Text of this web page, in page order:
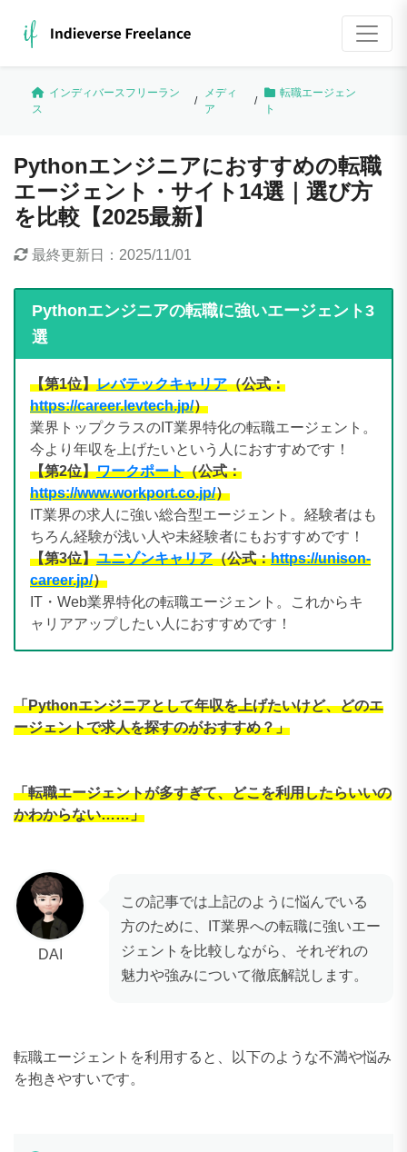
インディバースフリーラン
ス
/
メディ
ア
/
転職エージェン
ト
Pythonエンジニアにおすすめの転職
エージェント・サイト14選｜選び方
を比較【2025最新】
最終更新日： 2025/11/01
Pythonエンジニアの転職に強いエージェント3
選
【第1位】レバテックキャリア（公式：
https://career.levtech.jp/）
業界トップクラスのIT業界特化の転職エージェント。
今より年収を上げたいという人におすすめです！
【第2位】ワークポート（公式：
https://www.workport.co.jp/）
IT業界の求人に強い総合型エージェント 。経験者はも
ちろん経験が浅い人や未経験者にもおすすめです！
【第3位】ユニゾンキャリア（公式：https://unison-
career.jp/）
IT・Web業界特化の転職エージェント 。これからキ
ャリアアップしたい人におすすめです！
「Pythonエンジニアとして年収を上げたいけど、どのエ
ージェントで求人を探すのがおすすめ？」
「転職エージェントが多すぎて、どこを利用したらいいの
かわからない……」
DAI
この記事では上記のように悩んでいる
方のために、IT業界への転職に強いエー
ジェントを比較しながら、それぞれの
魅力や強みについて徹底解説します。
転職エージェントを利用すると、以下のような不満や悩み
を抱きやすいです。